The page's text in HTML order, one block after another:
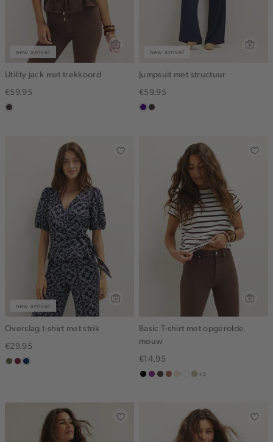
new arrival
Utility jack met trekkoord
€59.95
choco
new arrival
Jumpsuit met structuur
€59.95
indigochoco
new arrival
Overslag t-shirt met strik
€29.95
groen,
brique
donkerblauw
Basic T-shirt met opgerolde
mouw
€14.95
zwart
middenpaars
chocoterracotta
vanille
witlichtzand
+3